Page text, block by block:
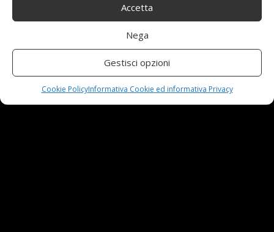
Accetta
Nega
Gestisci opzioni
Cookie PolicyInformativa Cookie ed informativa Privacy
24 Novembre,2024
Automobili e sicurezza: l’importanza della
23 Aprile,2024